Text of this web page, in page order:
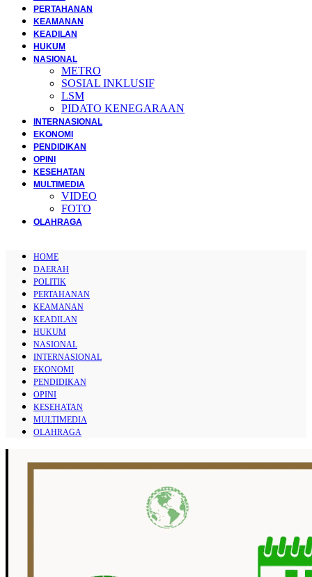
PERTAHANAN
KEAMANAN
KEADILAN
HUKUM
NASIONAL
METRO
SOSIAL INKLUSIF
LSM
PIDATO KENEGARAAN
INTERNASIONAL
EKONOMI
PENDIDIKAN
OPINI
KESEHATAN
MULTIMEDIA
VIDEO
FOTO
OLAHRAGA
HOME
DAERAH
POLITIK
PERTAHANAN
KEAMANAN
KEADILAN
HUKUM
NASIONAL
INTERNASIONAL
EKONOMI
PENDIDIKAN
OPINI
KESEHATAN
MULTIMEDIA
OLAHRAGA